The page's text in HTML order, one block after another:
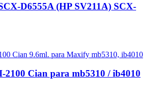
D6555A (HP SV211A) SCX-
2100 Cian para mb5310 / ib4010